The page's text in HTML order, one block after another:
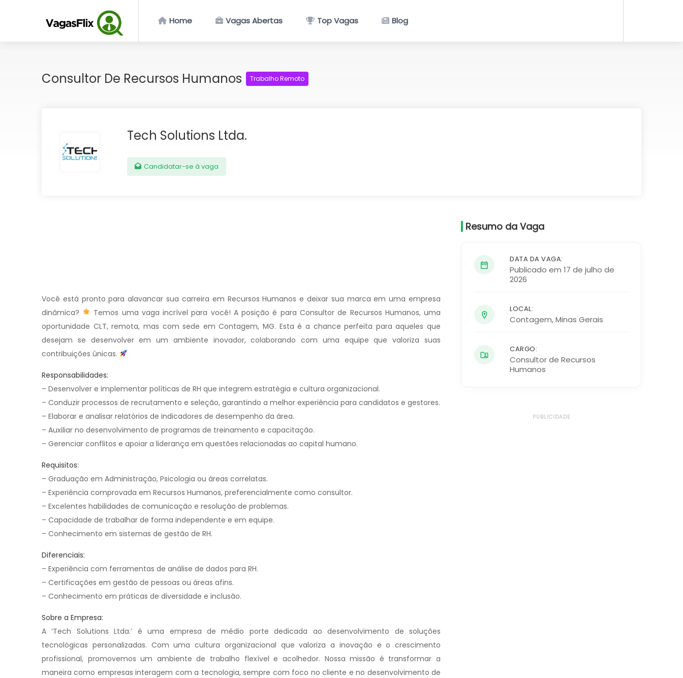
Home Vagas Abertas Top Vagas Blog
Consultor De Recursos Humanos Trabalho Remoto
Tech Solutions Ltda.
Candidatar-se à vaga
Você está pronto para alavancar sua carreira em Recursos Humanos e deixar sua marca em uma empresa
dinâmica?
Temos uma vaga incrível para você! A posição é para Consultor de Recursos Humanos, uma
oportunidade CLT, remota, mas com sede em Contagem, MG. Esta é a chance perfeita para aqueles que
desejam se desenvolver em um ambiente inovador, colaborando com uma equipe que valoriza suas
contribuições únicas.
Responsabilidades:
– Desenvolver e implementar políticas de RH que integrem estratégia e cultura organizacional.
– Conduzir processos de recrutamento e seleção, garantindo a melhor experiência para candidatos e gestores.
– Elaborar e analisar relatórios de indicadores de desempenho da área.
– Auxiliar no desenvolvimento de programas de treinamento e capacitação.
– Gerenciar conflitos e apoiar a liderança em questões relacionadas ao capital humano.
Requisitos:
– Graduação em Administração, Psicologia ou áreas correlatas.
– Experiência comprovada em Recursos Humanos, preferencialmente como consultor.
– Excelentes habilidades de comunicação e resolução de problemas.
– Capacidade de trabalhar de forma independente e em equipe.
– Conhecimento em sistemas de gestão de RH.
Diferenciais:
– Experiência com ferramentas de análise de dados para RH.
– Certificações em gestão de pessoas ou áreas afins.
– Conhecimento em práticas de diversidade e inclusão.
Sobre a Empresa:
A ‘Tech Solutions Ltda.’ é uma empresa de médio porte dedicada ao desenvolvimento de soluções
tecnológicas personalizadas. Com uma cultura organizacional que valoriza a inovação e o crescimento
profissional, promovemos um ambiente de trabalho flexível e acolhedor. Nossa missão é transformar a
maneira como empresas interagem com a tecnologia, sempre com foco no cliente e no desenvolvimento de
Resumo da Vaga
DATA DA VAGA:
Publicado em 17 de julho de
2026
LOCAL:
Contagem,Minas Gerais
CARGO:
Consultor de Recursos
Humanos
PUBLICIDADE